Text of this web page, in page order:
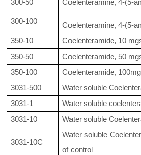
300-50
Coelenteramine, 4-(5-
300-100
Coelenteramine, 4-(5-
350-10
Coelenteramide, 10
350-50
Coelenteramide, 50
350-100
Coelenteramide,
3031-500
Water soluble
3031-1
Water soluble
3031-10
Water soluble
3031-10C
Water soluble
of control